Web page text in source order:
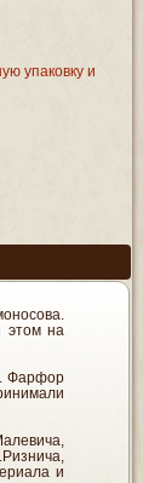
упаковку и
этом на
Фарфор
и